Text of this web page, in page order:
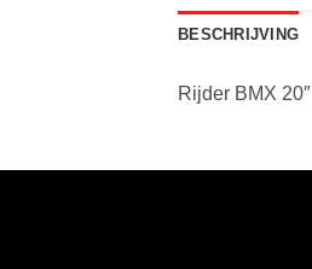
BESCHRIJVING
Rijder BMX 20″